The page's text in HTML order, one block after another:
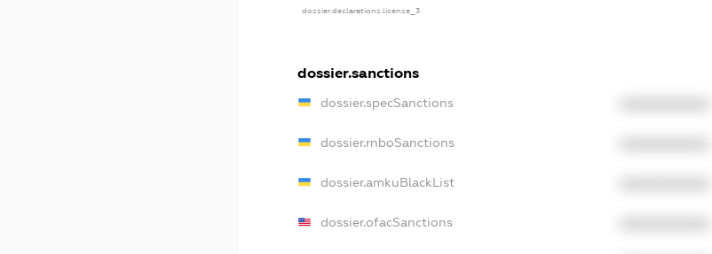
dossier.declarations.license_3
dossier.sanctions
dossier.specSanctions
dossier.rnboSanctions
dossier.amkuBlackList
dossier.ofacSanctions